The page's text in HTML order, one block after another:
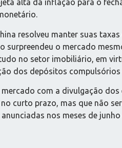
alta da inflação para o
resolveu manter suas
surpreendeu o mercado
no setor imobiliário, em
dos depósitos
com a divulgação
curto prazo, mas que não
nos meses de